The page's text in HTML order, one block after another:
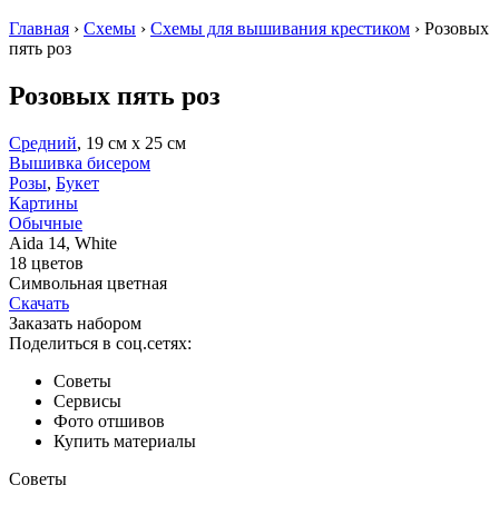
Главная › Схемы › Схемы для вышивания крестиком › Розовых
пять роз
Розовых пять роз
Средний, 19 см х 25 см
Вышивка бисером
Розы, Букет
Картины
Обычные
Aida 14, White
18 цветов
Символьная цветная
Скачать
Заказать набором
Поделиться в соц.сетях:
Советы
Сервисы
Фото отшивов
Купить материалы
Советы